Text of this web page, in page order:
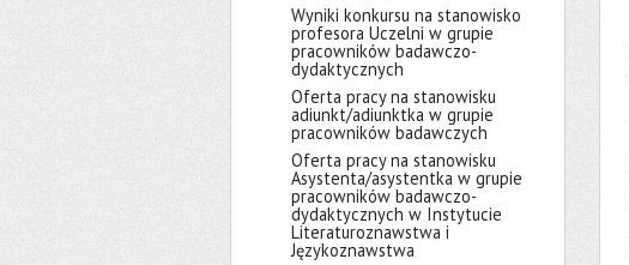
Wyniki konkursu na stanowisko
profesora Uczelni w grupie
pracowników badawczo-
dydaktycznych
Oferta pracy na stanowisku
adiunkt/adiunktka w grupie
pracowników badawczych
Oferta pracy na stanowisku
Asystenta/asystentka w grupie
pracowników badawczo-
dydaktycznych w Instytucie
Literaturoznawstwa i
Językoznawstwa